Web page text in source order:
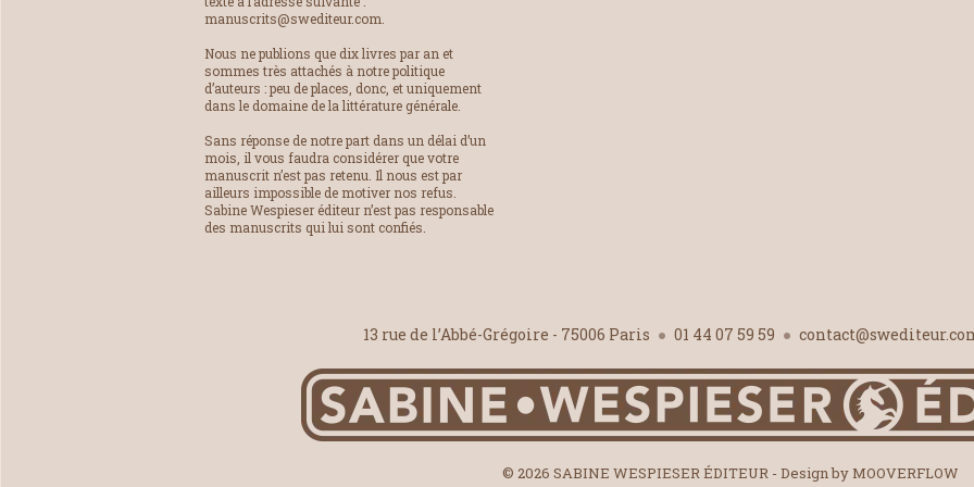
manuscrits@swediteur.com.
Nous ne publions que dix livres par an et
sommes très attachés à notre politique
d’auteurs : peu de places, donc, et uniquement
dans le domaine de la littérature générale.
Sans réponse de notre part dans un délai d’un
mois, il vous faudra considérer que votre
manuscrit n’est pas retenu. Il nous est par
ailleurs impossible de motiver nos refus.
Sabine Wespieser éditeur n’est pas responsable
des manuscrits qui lui sont confiés.
13 rue de l’Abbé-Grégoire - 75006 Paris 01 44 07 59 59
© 2026 SABINE WESPIESER ÉDITEUR - Design byMOOVERFLOW